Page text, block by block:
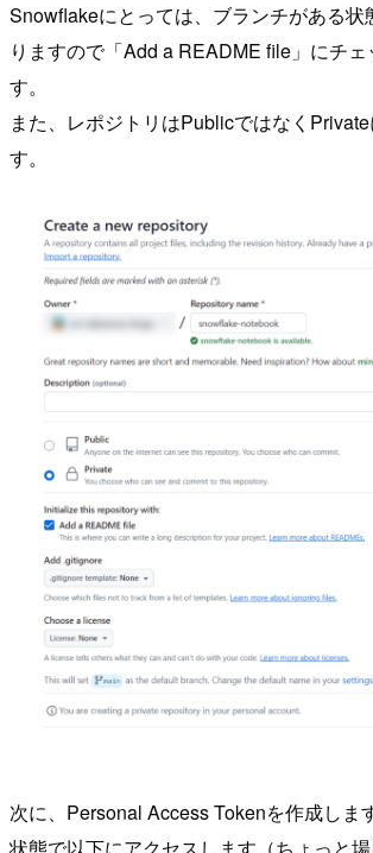
Snowflakeにとっては、ブランチがある状
りますので「Add a README file」にチェ
す。
また、レポジトリはPublicではなく
す。
次に、Personal Access Tokenを作成しま
状態で以下にアクセスします（ちょっと